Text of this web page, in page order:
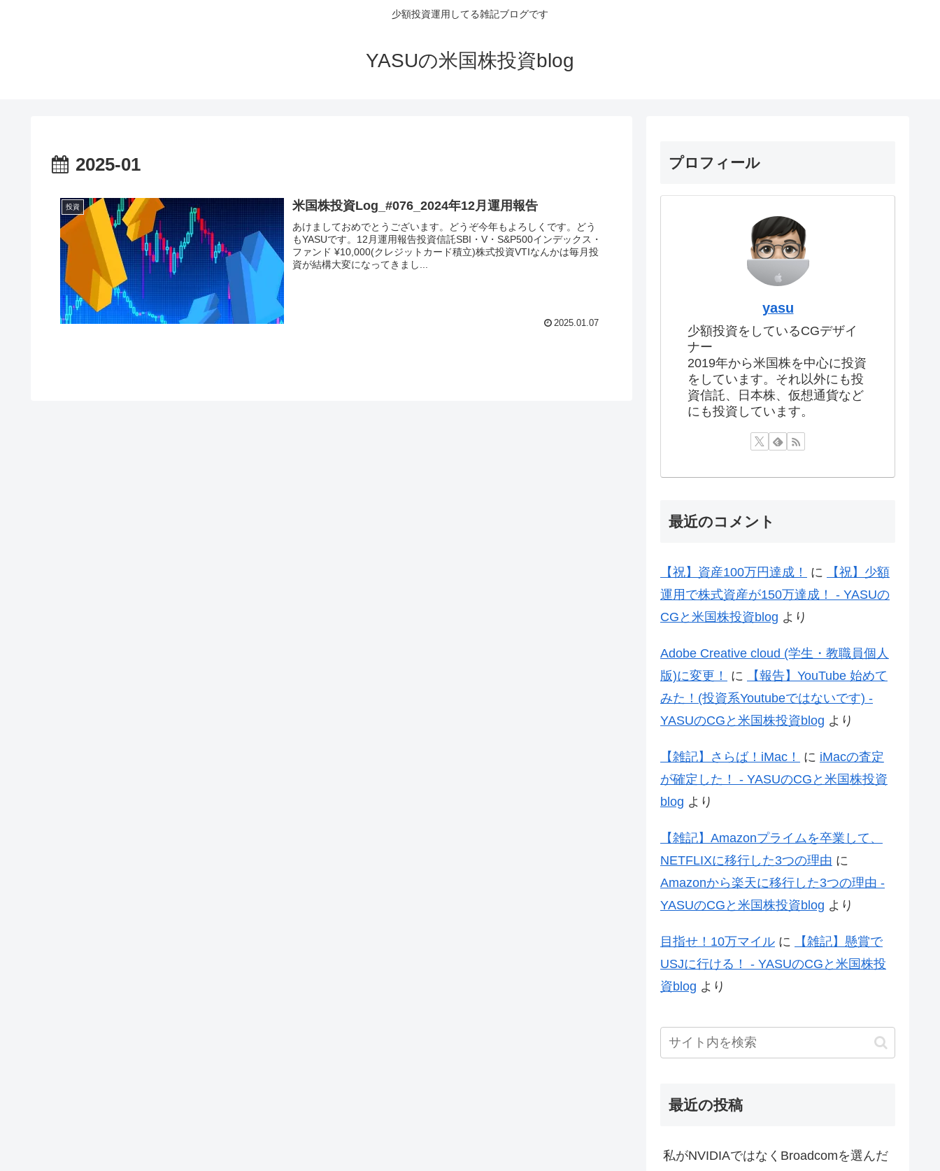
少額投資運用してる雑記ブログです
YASUの米国株投資blog
2025-01
投資 米国株投資Log_#076_2024年12月運用報告
あけましておめでとうございます。どうぞ今年もよろしくです。どう
もYASUです。12月運用報告投資信託SBI・V・S&P500インデックス・
ファンド ¥10,000(クレジットカード積立)株式投資VTIなんかは毎月投
資が結構大変になってきまし...
2025.01.07
プロフィール
yasu
少額投資をしているCGデザイ
ナー
2019年から米国株を中心に投資
をしています。それ以外にも投
資信託、日本株、仮想通貨など
にも投資しています。
最近のコメント
【祝】資産100万円達成！ に
【祝】少額
運用で株式資産が150万達成！ - YASUの
CGと米国株投資blog より
Adobe Creative cloud (学生・教職員個人
版)に変更！
に
【報告】YouTube 始めて
みた！(投資系Youtubeではないです) -
YASUのCGと米国株投資blog より
【雑記】さらば！iMac！ に iMacの査定
が確定した！ - YASUのCGと米国株投資
blog より
【雑記】Amazonプライムを卒業して、
NETFLIXに移行した3つの理由 に
Amazonから楽天に移行した3つの理由 -
YASUのCGと米国株投資blog より
目指せ！10万マイル に
【雑記】懸賞で
USJに行ける！ - YASUのCGと米国株投
資blog より
最近の投稿
私がNVIDIAではなくBroadcomを選んだ